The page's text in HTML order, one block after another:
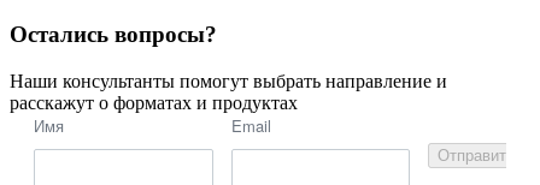
Остались вопросы?
Наши консультанты помогут выбрать направление и
расскажут о форматах и продуктах
Имя Email
Отправить